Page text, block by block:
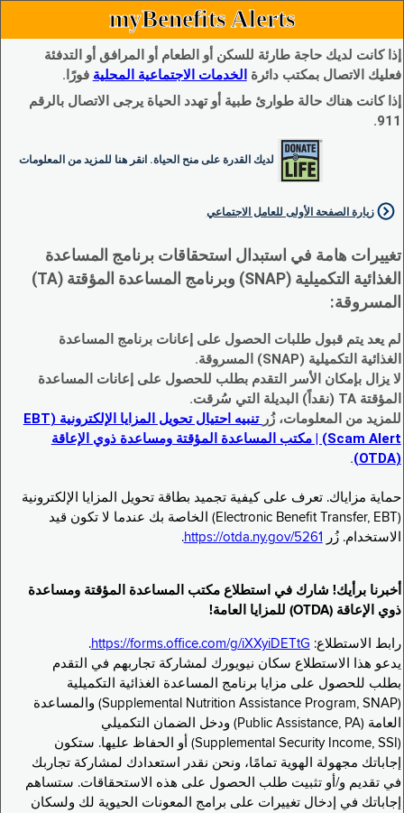
myBenefits Alerts
إذا كانت لديك حاجة طارئة للسكن أو الطعام أو المرافق أو التدفئة
فعليك الاتصال بمكتب دائرة الخدمات الاجتماعية المحلية فورًا.
إذا كانت هناك حالة طوارئ طبية أو تهدد الحياة يرجى الاتصال بالرقم
911.
لديك القدرة على منح الحياة. انقر هنا للمزيد من المعلومات
زيارة الصفحة الأولى للعامل الاجتماعي
تغييرات هامة في استبدال استحقاقات برنامج المساعدة
الغذائية التكميلية (SNAP) وبرنامج المساعدة المؤقتة (TA)
المسروقة:
لم يعد يتم قبول طلبات الحصول على إعانات برنامج المساعدة
الغذائية التكميلية (SNAP) المسروقة.
لا يزال بإمكان الأسر التقدم بطلب للحصول على إعانات المساعدة
المؤقتة TA (نقداً) البديلة التي سُرقت.
للمزيد من المعلومات، زُر
تنبيه احتيال تحويل المزايا الإلكترونية (EBT
Scam Alert) | مكتب المساعدة المؤقتة ومساعدة ذوي الإعاقة
(OTDA)
.
حماية مزاياك. تعرف على كيفية تجميد بطاقة تحويل المزايا الإلكترونية
(Electronic Benefit Transfer, EBT) الخاصة بك عندما لا تكون قيد
الاستخدام. زُر
https://otda.ny.gov/5261
.
أخبرنا برأيك! شارك في استطلاع مكتب المساعدة المؤقتة ومساعدة
ذوي الإعاقة (OTDA) للمزايا العامة!
رابط الاستطلاع: https://forms.office.com/g/iXXyiDETtG
.
يدعو هذا الاستطلاع سكان نيويورك لمشاركة تجاربهم في التقدم
بطلب للحصول على مزايا برنامج المساعدة الغذائية التكميلية
(Supplemental Nutrition Assistance Program, SNAP) والمساعدة
العامة (Public Assistance, PA) ودخل الضمان التكميلي
(Supplemental Security Income, SSI) أو الحفاظ عليها. ستكون
إجاباتك مجهولة الهوية تمامًا، ونحن نقدر استعدادك لمشاركة تجاربك
في تقديم و/أو تثبيت طلب الحصول على هذه الاستحقاقات. ستساهم
إجاباتك في إدخال تغييرات على برامج المعونات الحيوية لك ولسكان